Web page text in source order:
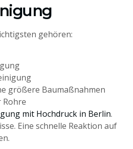
gehören:
größere Baumaßnahmen
mit Hochdruck in Berlin.
Eine schnelle Reaktion auf